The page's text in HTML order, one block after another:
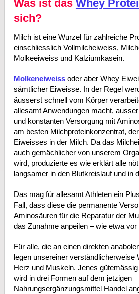
Was ist das Whey
sich?
Milch ist eine Wurzel für zahlreiche
einschliesslich Vollmilcheiweiss,
Molkeeiweiss und Kalziumkasein.
Molkeneiweissoder aber Whey
sämtlicher Eiweisse. In der Regel
äusserst schnell vom Körper
allesamt Anwendungen macht,
und konstanten Versorgung mit
am besten Milchproteinkonzentrat,
Eiweisses in der Milch. Da das
auch gemächlicher von unserem
wird, produzierte es wie erklärt alle
langsamer in den Blutkreislauf und in
Das mag für allesamt Athleten ein
Fall, dass diese die permanente
Aminosäuren für die Reparatur der
das Zunahme anpeilen – wie etwa
Für alle, die an einen direkten
legen unsereiner verständlicherweise
Herz und Muskeln. Jenes
wird in drei Formen auf dem jetzigen
Nahrungsergänzungsmittel Handel